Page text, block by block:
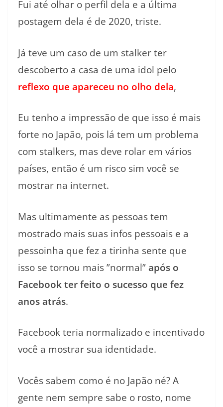
Fui até olhar o perfil dela e a última
postagem dela é de 2020, triste.
Já teve um caso de um stalker ter
descoberto a casa de uma idol pelo
reflexo que apareceu no olho dela,
Eu tenho a impressão de que isso é mais
forte no Japão, pois lá tem um problema
com stalkers, mas deve rolar em vários
países, então é um risco sim você se
mostrar na internet.
Mas ultimamente as pessoas tem
mostrado mais suas infos pessoais e a
pessoinha que fez a tirinha sente que
isso se tornou mais ”normal” após o
Facebook ter feito o sucesso que fez
anos atrás.
Facebook teria normalizado e incentivado
você a mostrar sua identidade.
Vocês sabem como é no Japão né? A
gente nem sempre sabe o rosto, nome